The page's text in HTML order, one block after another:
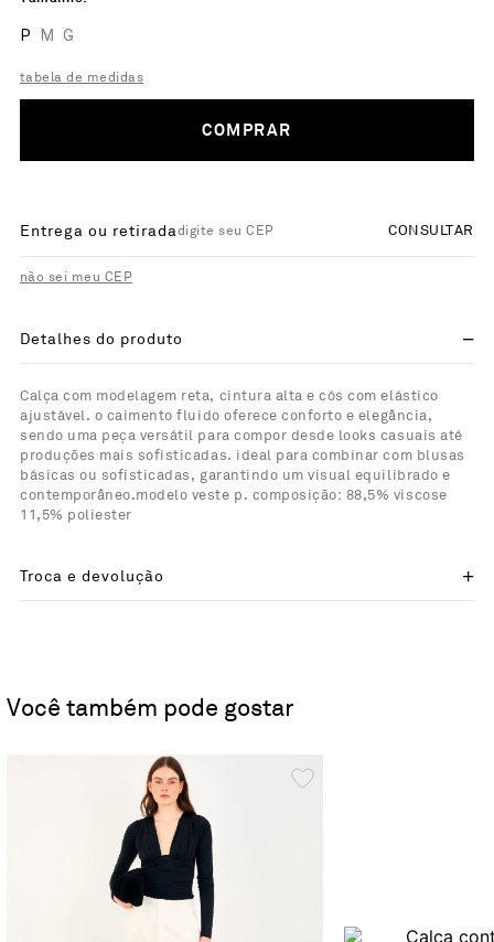
P M G
tabela de medidas
COMPRAR
Entrega ou retirada CONSULTAR
não sei meu CEP
Detalhes do produto
Calça com modelagem reta, cintura alta e cós com elástico
ajustável. o caimento fluido oferece conforto e elegância,
sendo uma peça versátil para compor desde looks casuais até
produções mais sofisticadas. ideal para combinar com blusas
básicas ou sofisticadas, garantindo um visual equilibrado e
contemporâneo.modelo veste p. composição: 88,5% viscose
11,5% poliester
Troca e devolução
Você também pode gostar